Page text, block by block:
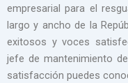
empresarial para el
largo y ancho de la
exitosos y voces
jefe de mantenimiento
satisfacción puedes